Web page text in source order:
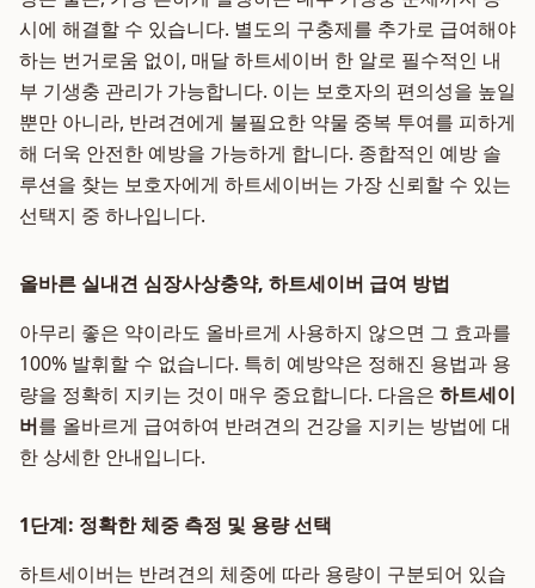
시에 해결할 수 있습니다. 별도의 구충제를 추가로 급여해야
하는 번거로움 없이, 매달 하트세이버 한 알로 필수적인 내
부 기생충 관리가 가능합니다. 이는 보호자의 편의성을 높일
뿐만 아니라, 반려견에게 불필요한 약물 중복 투여를 피하게
해 더욱 안전한 예방을 가능하게 합니다. 종합적인 예방 솔
루션을 찾는 보호자에게 하트세이버는 가장 신뢰할 수 있는
선택지 중 하나입니다.
올바른 실내견 심장사상충약, 하트세이버 급여 방법
아무리 좋은 약이라도 올바르게 사용하지 않으면 그 효과를
100% 발휘할 수 없습니다. 특히 예방약은 정해진 용법과 용
량을 정확히 지키는 것이 매우 중요합니다. 다음은 하트세이
버를 올바르게 급여하여 반려견의 건강을 지키는 방법에 대
한 상세한 안내입니다.
1단계: 정확한 체중 측정 및 용량 선택
하트세이버는 반려견의 체중에 따라 용량이 구분되어 있습